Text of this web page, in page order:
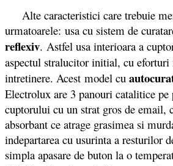
Alte caracteristici care trebuie
urmatoarele: usa cu sistem de
reflexiv. Astfel usa interioara a
aspectul stralucitor initial, cu
intretinere. Acest model cu
Electrolux are 3 panouri catalitice
cuptorului cu un strat gros de email,
absorbant ce atrage grasimea si
indepartarea cu usurinta a resturilor
simpla apasare de buton la o